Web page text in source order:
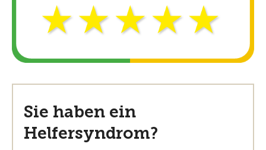
Sie haben ein
Helfersyndrom?